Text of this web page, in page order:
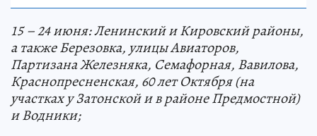
15 – 24 июня: Ленинский и Кировский районы,
а также Березовка, улицы Авиаторов,
Партизана Железняка, Семафорная, Вавилова,
Краснопресненская, 60 лет Октября (на
участках у Затонской и в районе Предмостной)
и Водники;